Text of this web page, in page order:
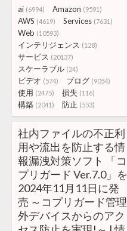
ai (6994) Amazon (9591)
AWS (4619) Services (7631)
Web (10593)
インテリジェンス (128)
サービス (20137)
スケーラブル (24)
ビデオ (574) ブログ (9054)
使用 (2475) 損失 (116)
構築 (2041) 防止 (553)
社内ファイルの不正利
用や流出を防止する情
報漏洩対策ソフト 「コ
プリガード Ver.7.0」を
2024年11月11日に発
売 ～コプリガード管理
外デバイスからのアク